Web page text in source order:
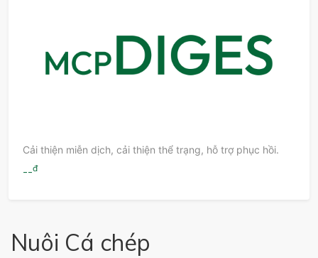
Cải thiện miễn dịch, cải thiện thể trạng, hỗ trợ phục hồi.
--đ
Nuôi Cá chép